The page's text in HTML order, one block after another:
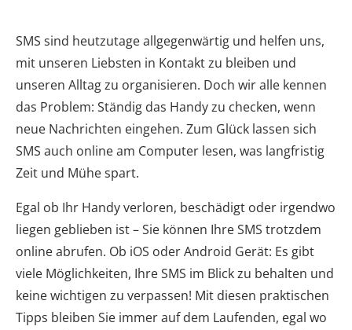
SMS sind heutzutage allgegenwärtig und helfen uns,
mit unseren Liebsten in Kontakt zu bleiben und
unseren Alltag zu organisieren. Doch wir alle kennen
das Problem: Ständig das Handy zu checken, wenn
neue Nachrichten eingehen. Zum Glück lassen sich
SMS auch online am Computer lesen, was langfristig
Zeit und Mühe spart.
Egal ob Ihr Handy verloren, beschädigt oder irgendwo
liegen geblieben ist – Sie können Ihre SMS trotzdem
online abrufen. Ob iOS oder Android Gerät: Es gibt
viele Möglichkeiten, Ihre SMS im Blick zu behalten und
keine wichtigen zu verpassen! Mit diesen praktischen
Tipps bleiben Sie immer auf dem Laufenden, egal wo